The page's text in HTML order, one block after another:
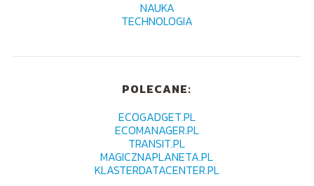
NAUKA
TECHNOLOGIA
POLECANE:
ECOGADGET.PL
ECOMANAGER.PL
TRANSIT.PL
MAGICZNAPLANETA.PL
KLASTERDATACENTER.PL